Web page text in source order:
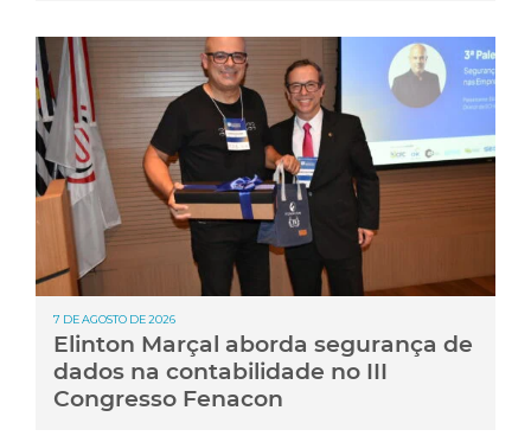
7 DE AGOSTO DE 2026
Elinton Marçal aborda segurança de
dados na contabilidade no III
Congresso Fenacon